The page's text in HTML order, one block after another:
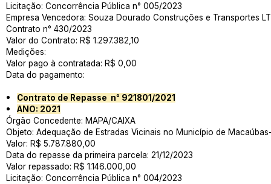
Licitação: Concorrência Pública n° 005/2023
Empresa Vencedora: Souza Dourado Construções e Transportes
Contrato n° 430/2023
Valor do Contrato: R$ 1.297.382,10
Medições:
Valor pago à contratada: R$ 0,00
Data do pagamento:
Contrato de Repasse n° 921801/2021
ANO: 2021
Órgão Concedente: MAPA/CAIXA
Objeto: Adequação de Estradas Vicinais no Município de
Valor: R$ 5.787.880,00
Data do repasse da primeira parcela: 21/12/2023
Valor repassado: R$ 1.146.000,00
Licitação: Concorrência Pública n° 004/2023